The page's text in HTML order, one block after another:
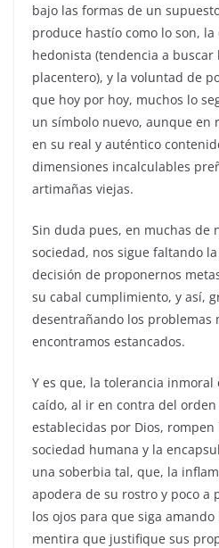
bajo las formas de un
produce hastío como lo son,
hedonista (tendencia a buscar
placentero), y la voluntad de
que hoy por hoy, muchos lo
un símbolo nuevo, aunque en
en su real y auténtico
dimensiones incalculables
artimañas viejas.
Sin duda pues, en muchas de
sociedad, nos sigue faltando
decisión de proponernos
su cabal cumplimiento, y así,
desentrañando los problemas
encontramos estancados.
Y es que, la tolerancia inmoral
caído, al ir en contra del
establecidas por Dios, rompen
sociedad humana y la
una soberbia tal, que, la
apodera de su rostro y poco a
los ojos para que siga
mentira que justifique sus